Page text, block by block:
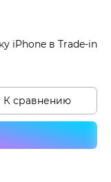
iPhone в Trade-in
К сравнению